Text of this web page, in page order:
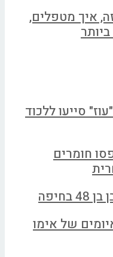
איך מטפלים,
סייעו ללכוד
חומרים
של אימו